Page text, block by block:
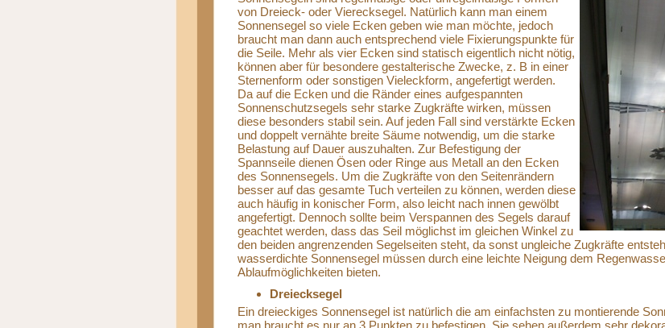
von Dreieck- oder Vierecksegel. Natürlich kann man einem
Sonnensegel so viele Ecken geben wie man möchte, jedoch
braucht man dann auch entsprechend viele Fixierungspunkte für
die Seile. Mehr als vier Ecken sind statisch eigentlich nicht nötig,
können aber für besondere gestalterische Zwecke, z. B in einer
Sternenform oder sonstigen Vieleckform, angefertigt werden.
Da auf die Ecken und die Ränder eines aufgespannten
Sonnenschutzsegels sehr starke Zugkräfte wirken, müssen
diese besonders stabil sein. Auf jeden Fall sind verstärkte Ecken
und doppelt vernähte breite Säume notwendig, um die starke
Belastung auf Dauer auszuhalten. Zur Befestigung der
Spannseile dienen Ösen oder Ringe aus Metall an den Ecken
des Sonnensegels. Um die Zugkräfte von den Seitenrändern
besser auf das gesamte Tuch verteilen zu können, werden diese
auch häufig in konischer Form, also leicht nach innen gewölbt
angefertigt. Dennoch sollte beim Verspannen des Segels darauf
geachtet werden, dass das Seil möglichst im gleichen Winkel zu
den beiden angrenzenden Segelseiten steht, da sonst ungleiche Zugkräfte
wasserdichte Sonnensegel müssen durch eine leichte Neigung dem
Ablaufmöglichkeiten bieten.
Dreiecksegel
Ein dreieckiges Sonnensegel ist natürlich die am einfachsten zu montierende
man braucht es nur an 3 Punkten zu befestigen. Sie sehen außerdem sehr